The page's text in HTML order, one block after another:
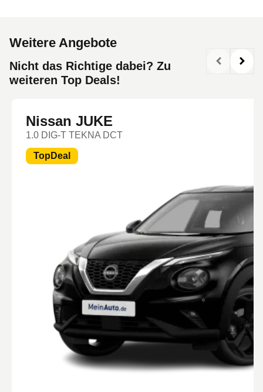
Weitere Angebote
Nicht das Richtige dabei? Zu
weiteren Top Deals!
Nissan JUKE
1.0 DIG-T TEKNA DCT
TopDeal